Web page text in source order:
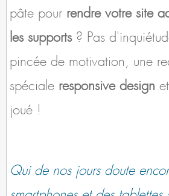
pâte pour rendre votre site
les supports ? Pas
pincée de motivation, une
spéciale responsive design
joué !
Qui de nos jours doute
smartphones et des tablettes